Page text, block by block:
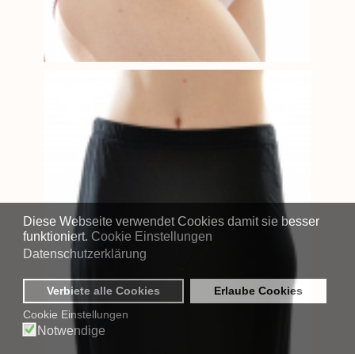
Diese Webseite verwendet Cookies damit sie besser
funktioniert. Cookie Einstellungen
Datenschutzerklärung
Verbiete alle Cookies
Erlaube Cookies
Cookie Einstellungen
Notwendige